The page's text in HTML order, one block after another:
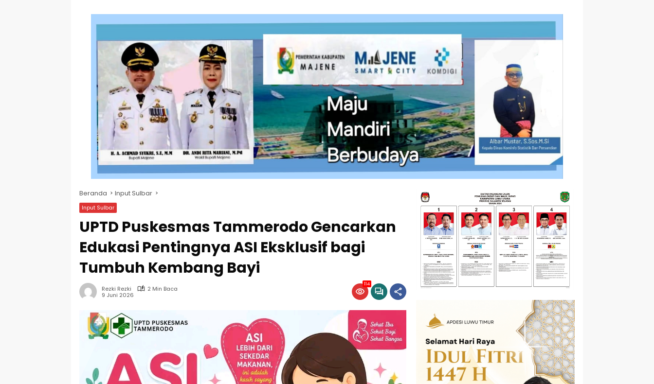
Beranda Input Sulbar
Input Sulbar
UPTD Puskesmas Tammerodo Gencarkan
Edukasi Pentingnya ASI Eksklusif bagi
Tumbuh Kembang Bayi
Rezki Rezki
2 Min Baca
9 Juni 2026
114